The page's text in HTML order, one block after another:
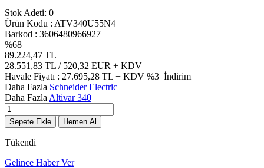
Stok Adeti: 0
Ürün Kodu : ATV340U55N4
Barkod : 3606480966927
%68
89.224,47 TL
28.551,83 TL / 520,32 EUR + KDV
Havale Fiyatı : 27.695,28 TL + KDV %3 İndirim
Daha Fazla Schneider Electric
Daha Fazla Altivar 340
Sepete Ekle Hemen Al
Tükendi
Gelince Haber Ver